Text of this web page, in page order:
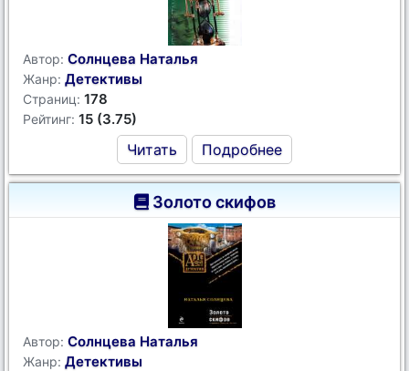
Автор: Солнцева Наталья
Жанр: Детективы
Страниц: 178
Рейтинг: 15 (3.75)
Читать Подробнее
Золото скифов
Автор: Солнцева Наталья
Жанр: Детективы